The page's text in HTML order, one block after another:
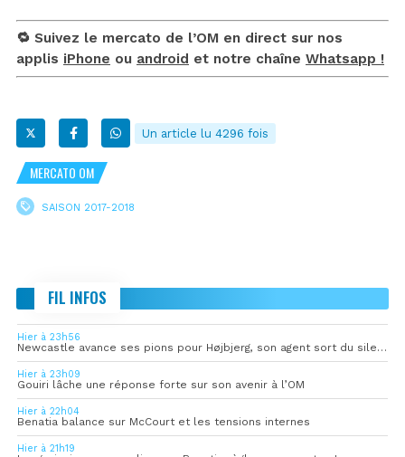
🔁 Suivez le mercato de l’OM en direct sur nos
applis iPhone ou android et notre chaîne Whatsapp !
Un article lu 4296 fois
MERCATO OM
SAISON 2017-2018
FIL INFOS
Hier à 23h56
Newcastle avance ses pions pour Højbjerg, son agent sort du silence
Hier à 23h09
Gouiri lâche une réponse forte sur son avenir à l’OM
Hier à 22h04
Benatia balance sur McCourt et les tensions internes
Hier à 21h19